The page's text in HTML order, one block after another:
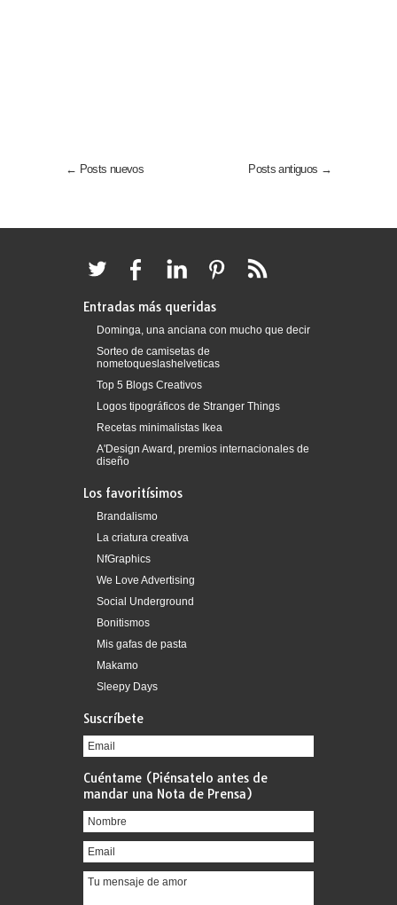
← Posts nuevos Posts antiguos →
Entradas más queridas
Dominga, una anciana con mucho que decir
Sorteo de camisetas de
nometoqueslashelveticas
Top 5 Blogs Creativos
Logos tipográficos de Stranger Things
Recetas minimalistas Ikea
A'Design Award, premios internacionales de
diseño
Los favoritísimos
Brandalismo
La criatura creativa
NfGraphics
We Love Advertising
Social Underground
Bonitismos
Mis gafas de pasta
Makamo
Sleepy Days
Suscríbete
Cuéntame (Piénsatelo antes de
mandar una Nota de Prensa)